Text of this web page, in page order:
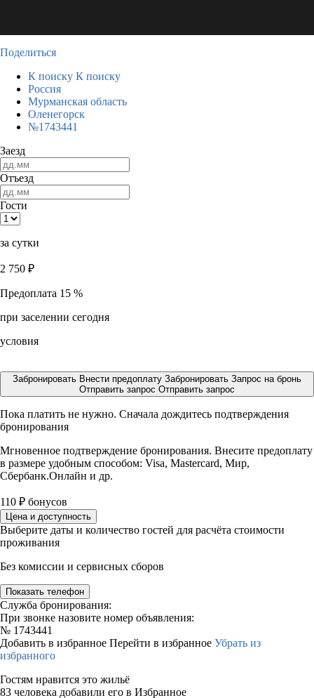
Поделиться
К поиску К поиску
Россия
Мурманская область
Оленегорск
№1743441
Заезд
Отъезд
Гости
за сутки
2 750 ₽
Предоплата 15 %
при заселении сегодня
условия
Забронировать Внести предоплату Забронировать Запрос на бронь
Отправить запрос Отправить запрос
Пока платить не нужно. Сначала дождитесь подтверждения
бронирования
Мгновенное подтверждение бронирования. Внесите предоплату
в размере удобным способом: Visa, Mastercard, Мир,
Сбербанк.Онлайн и др.
110 ₽ бонусов
Цена и доступность
Выберите даты и количество гостей для расчёта стоимости
проживания
Без комиссии и сервисных сборов
Показать телефон
Служба бронирования:
При звонке назовите номер объявления:
№ 1743441
Добавить в избранное Перейти в избранное Убрать из
избранного
Гостям нравится это жильё
83 человека добавили его в Избранное